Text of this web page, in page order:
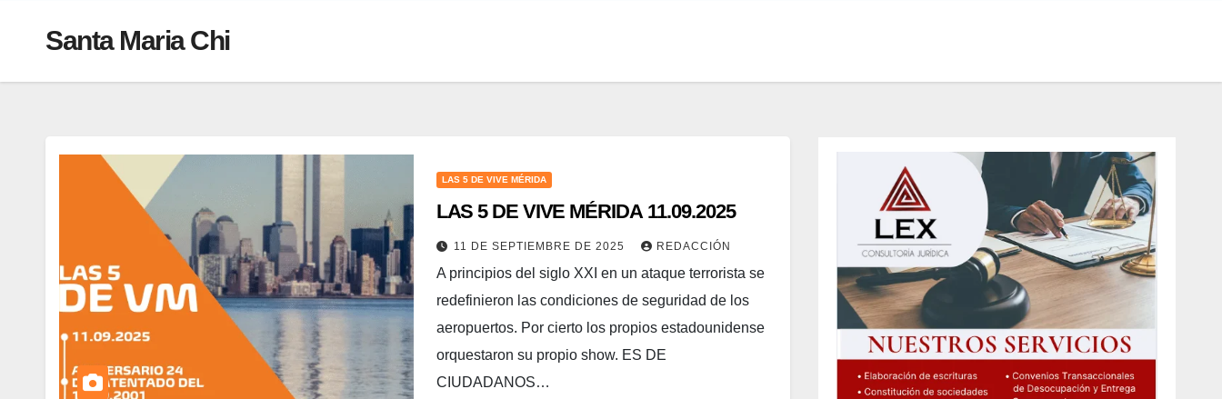
Santa Maria Chi
LAS 5 DE VIVE MÉRIDA
LAS 5 DE VIVE MÉRIDA 11.09.2025
11 DE SEPTIEMBRE DE 2025 REDACCIÓN
A principios del siglo XXI en un ataque terrorista se
redefinieron las condiciones de seguridad de los
aeropuertos. Por cierto los propios estadounidense
orquestaron su propio show. ES DE
CIUDADANOS…